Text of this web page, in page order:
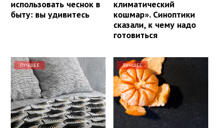
использовать чеснок в
быту: вы удивитесь
климатический
кошмар». Синоптики
сказали, к чему надо
готовиться
ЛУЧШЕЕ ЛУЧШЕЕ